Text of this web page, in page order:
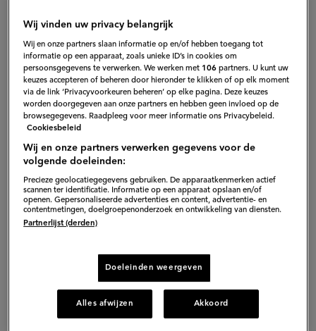
Bewerkt op:
30-04-2026
Wij vinden uw privacy belangrijk
Wij en onze partners slaan informatie op en/of hebben toegang tot
informatie op een apparaat, zoals unieke ID’s in cookies om
persoonsgegevens te verwerken. We werken met 106 partners. U kunt uw
keuzes accepteren of beheren door hieronder te klikken of op elk moment
via de link ‘Privacyvoorkeuren beheren’ op elke pagina. Deze keuzes
worden doorgegeven aan onze partners en hebben geen invloed op de
browsegegevens. Raadpleeg voor meer informatie ons Privacybeleid.
Cookiesbeleid
Wij en onze partners verwerken gegevens voor de
volgende doeleinden:
Precieze geolocatiegegevens gebruiken. De apparaatkenmerken actief
scannen ter identificatie. Informatie op een apparaat opslaan en/of
openen. Gepersonaliseerde advertenties en content, advertentie- en
contentmetingen, doelgroepenonderzoek en ontwikkeling van diensten.
Partnerlijst (derden)
Doeleinden weergeven
Alles afwijzen Akkoord